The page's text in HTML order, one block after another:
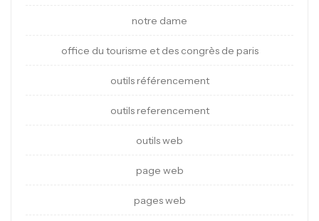
notre dame
office du tourisme et des congrès de paris
outils référencement
outils referencement
outils web
page web
pages web